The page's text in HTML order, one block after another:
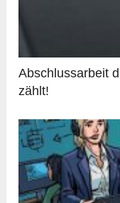
Abschlussarbeit
zählt!